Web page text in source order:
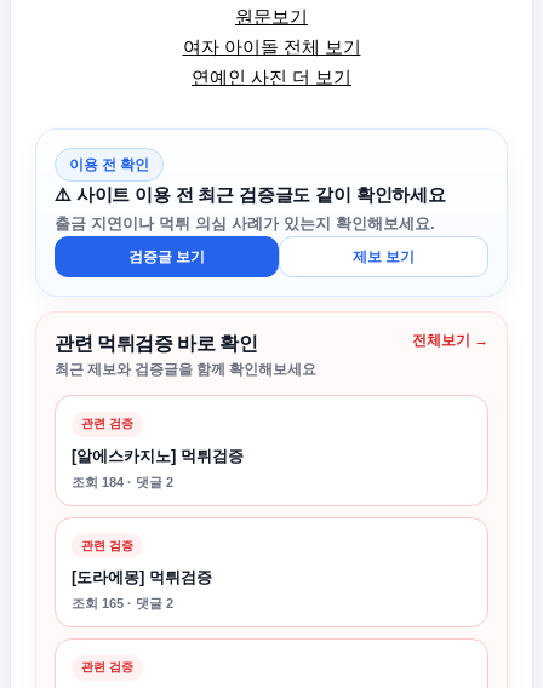
원문보기
여자 아이돌 전체 보기
연예인 사진 더 보기
이용 전 확인
⚠️ 사이트 이용 전 최근 검증글도 같이 확인하세요
출금 지연이나 먹튀 의심 사례가 있는지 확인해보세요.
검증글 보기 제보 보기
관련 먹튀검증 바로 확인
최근 제보와 검증글을 함께 확인해보세요
전체보기 →
관련 검증
[알에스카지노] 먹튀검증
조회 184 · 댓글 2
관련 검증
[도라에몽] 먹튀검증
조회 165 · 댓글 2
관련 검증